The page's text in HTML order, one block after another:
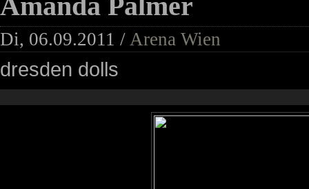
Di, 06.09.2011 / Arena Wien
dresden dolls